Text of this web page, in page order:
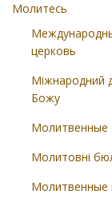
Молитесь
церковь
Міжнародний
Божу
Молитвенные
Молитовні
Молитвенные